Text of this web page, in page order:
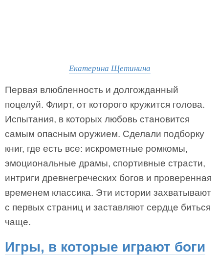
Екатерина Щетинина
Первая влюбленность и долгожданный
поцелуй. Флирт, от которого кружится голова.
Испытания, в которых любовь становится
самым опасным оружием. Сделали подборку
книг, где есть все: искрометные ромкомы,
эмоциональные драмы, спортивные страсти,
интриги древнегреческих богов и проверенная
временем классика. Эти истории захватывают
с первых страниц и заставляют сердце биться
чаще.
Игры, в которые играют боги